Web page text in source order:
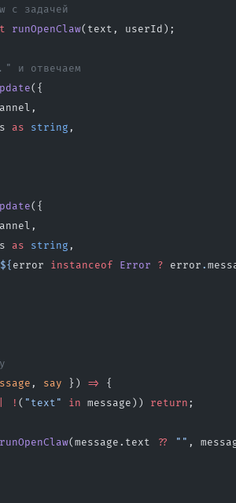
с задачей
runOpenClaw(text, userId);
и отвечаем
({
as string ,
({
as string ,
error instanceof Error ? error .
, say }) =>
{
! ( "text" in message)) return ;
(message.text ?? "" ,